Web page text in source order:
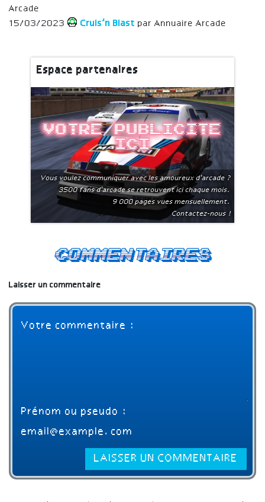
Arcade
15/03/2023
Cruis’n Blast par Annuaire Arcade
Espace partenaires
Votre publicite
ici
Vous voulez communiquer avec les amoureux d'arcade ?
3500 fans d'arcade se retrouvent ici chaque mois.
9 000 pages vues mensuellement.
Contactez-nous !
Commentaires
Laisser un commentaire